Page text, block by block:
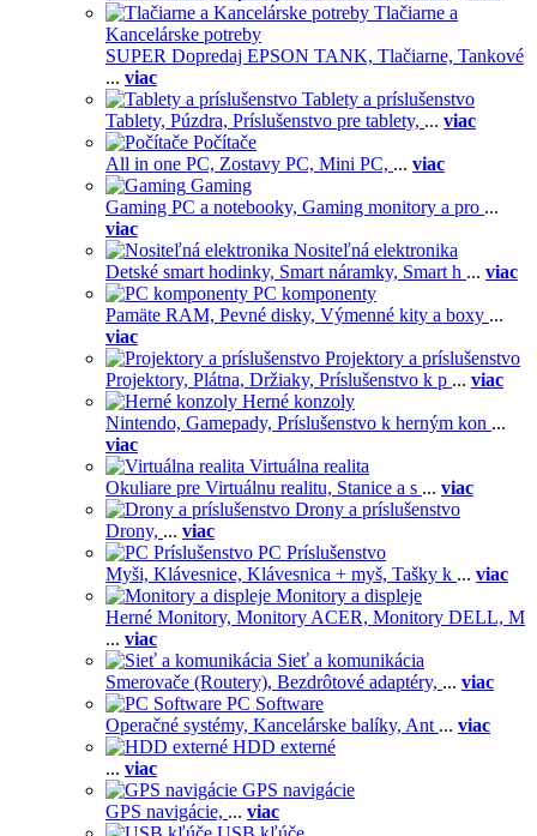
Tlačiarne a
Kancelárske potreby
SUPER Dopredaj EPSON TANK, Tlačiarne, Tankové
... viac
Tablety a príslušenstvo
Tablety, Púzdra, Príslušenstvo pre tablety, ... viac
Počítače
All in one PC, Zostavy PC, Mini PC, ... viac
Gaming
Gaming PC a notebooky, Gaming monitory a pro ...
viac
Nositeľná elektronika
Detské smart hodinky, Smart náramky, Smart h ... viac
PC komponenty
Pamäte RAM, Pevné disky, Výmenné kity a boxy ...
viac
Projektory a príslušenstvo
Projektory, Plátna, Držiaky, Príslušenstvo k p ... viac
Herné konzoly
Nintendo, Gamepady, Príslušenstvo k herným kon ...
viac
Virtuálna realita
Okuliare pre Virtuálnu realitu, Stanice a s ... viac
Drony a príslušenstvo
Drony, ... viac
PC Príslušenstvo
Myši, Klávesnice, Klávesnica + myš, Tašky k ... viac
Monitory a displeje
Herné Monitory, Monitory ACER, Monitory DELL, M
... viac
Sieť a komunikácia
Smerovače (Routery), Bezdrôtové adaptéry, ... viac
PC Software
Operačné systémy, Kancelárske balíky, Ant ... viac
HDD externé
... viac
GPS navigácie
GPS navigácie, ... viac